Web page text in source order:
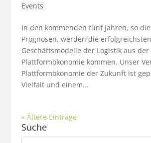
Events
In den kommenden fünf Jahren, so
Prognosen, werden die erfolgreichsten
Geschäftsmodelle der Logistik aus der
Plattformökonomie kommen. Unser
Plattformökonomie der Zukunft ist
Vielfalt und einem...
« Ältere Einträge
Suche